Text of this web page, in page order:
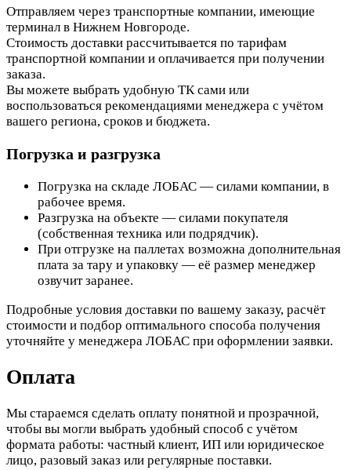
Отправляем через транспортные компании, имеющие
терминал в Нижнем Новгороде.
Стоимость доставки рассчитывается по тарифам
транспортной компании и оплачивается при получении
заказа.
Вы можете выбрать удобную ТК сами или
воспользоваться рекомендациями менеджера с учётом
вашего региона, сроков и бюджета.
Погрузка и разгрузка
Погрузка на складе ЛОБАС — силами компании, в
рабочее время.
Разгрузка на объекте — силами покупателя
(собственная техника или подрядчик).
При отгрузке на паллетах возможна дополнительная
плата за тару и упаковку — её размер менеджер
озвучит заранее.
Подробные условия доставки по вашему заказу, расчёт
стоимости и подбор оптимального способа получения
уточняйте у менеджера ЛОБАС при оформлении заявки.
Оплата
Мы стараемся сделать оплату понятной и прозрачной,
чтобы вы могли выбрать удобный способ с учётом
формата работы: частный клиент, ИП или юридическое
лицо, разовый заказ или регулярные поставки.